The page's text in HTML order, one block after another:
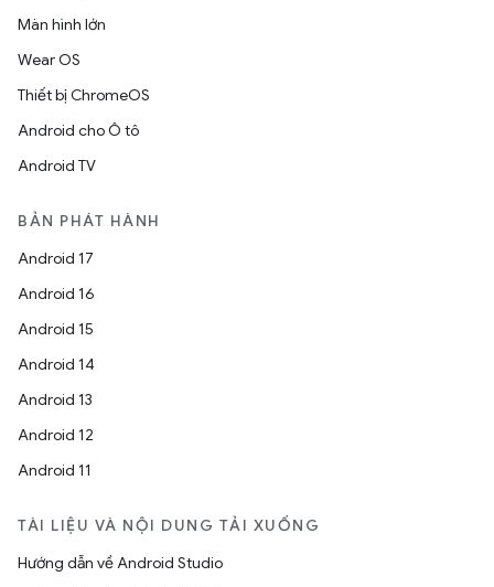
Màn hình lớn
Wear OS
Thiết bị ChromeOS
Android cho Ô tô
Android TV
BẢN PHÁT HÀNH
Android 17
Android 16
Android 15
Android 14
Android 13
Android 12
Android 11
TÀI LIỆU VÀ NỘI DUNG TẢI XUỐNG
Hướng dẫn về Android Studio